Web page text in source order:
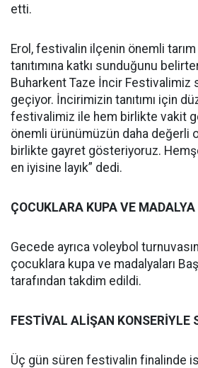
etti.
Erol, festivalin ilçenin önemli
tanıtımına katkı sunduğunu
Buharkent Taze İncir Festivalimiz
geçiyor. İncirimizin tanıtımı için
festivalimiz ile hem birlikte vakit
önemli ürünümüzün daha değerli
birlikte gayret gösteriyoruz.
en iyisine layık” dedi.
ÇOCUKLARA KUPA VE MADALYA
Gecede ayrıca voleybol
çocuklara kupa ve madalyaları
tarafından takdim edildi.
FESTİVAL ALİŞAN KONSERİYLE
Üç gün süren festivalin finalinde